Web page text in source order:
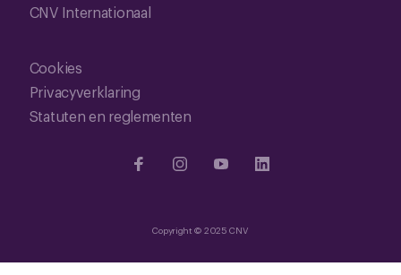
CNV Internationaal
Cookies
Privacyverklaring
Statuten en reglementen
Copyright © 2025 CNV